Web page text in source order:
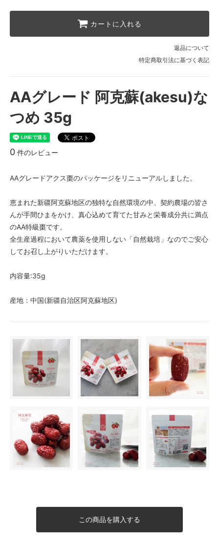
カートに入れる
返品について
特定商取引法に基づく表記
AAグレード 阿克蘇(akesu)な
つめ 35g
0 件のレビュー
AAグレードアクス棗のパッケージをリニューアルしました。
恵まれた新疆阿克蘇地区の独特な自然環境の中、契約農場の皆さ
んが手間ひまをかけ、真心込めて育てた甘みと栄養成分共に満点
のAA特級棗です。
全生産過程において農薬を使用しない「自然栽培」なのでご安心
してお召し上がりいただけます。
内容量:35g
産地：中国(新疆自治区阿克蘇地区)
この商品を購入する